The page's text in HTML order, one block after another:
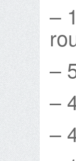
–
–
–
–